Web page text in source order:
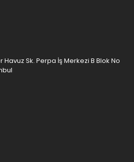
Havuz Sk. Perpa İş Merkezi B Blok No